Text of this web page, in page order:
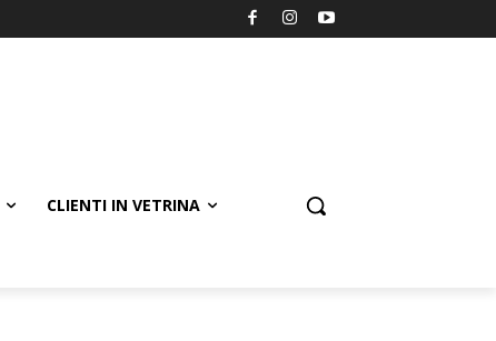
CLIENTI IN VETRINA